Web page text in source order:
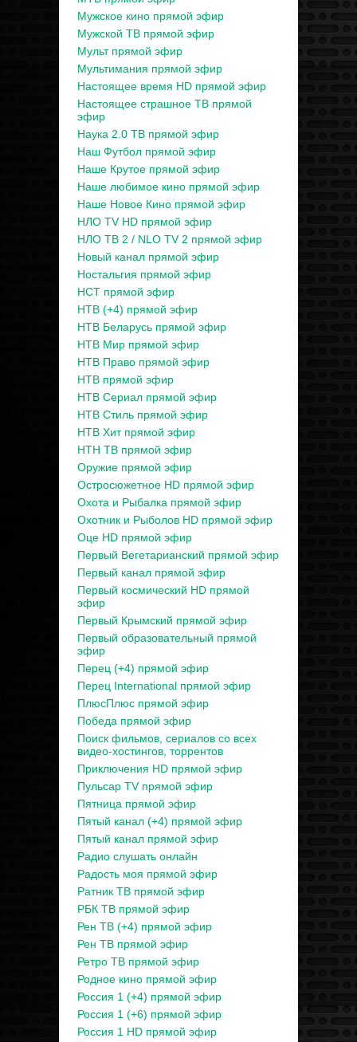
Мужское кино прямой эфир
Мужской ТВ прямой эфир
Мульт прямой эфир
Мультимания прямой эфир
Настоящее время HD прямой эфир
Настоящее страшное ТВ прямой
эфир
Наука 2.0 ТВ прямой эфир
Наш Футбол прямой эфир
Наше Крутое прямой эфир
Наше любимое кино прямой эфир
Наше Новое Кино прямой эфир
НЛО TV HD прямой эфир
НЛО ТВ 2 / NLO TV 2 прямой эфир
Новый канал прямой эфир
Ностальгия прямой эфир
НСТ прямой эфир
НТВ (+4) прямой эфир
НТВ Беларусь прямой эфир
НТВ Мир прямой эфир
НТВ Право прямой эфир
НТВ прямой эфир
НТВ Сериал прямой эфир
НТВ Стиль прямой эфир
НТВ Хит прямой эфир
НТН ТВ прямой эфир
Оружие прямой эфир
Остросюжетное HD прямой эфир
Охота и Рыбалка прямой эфир
Охотник и Рыболов HD прямой эфир
Оце HD прямой эфир
Первый Вегетарианский прямой эфир
Первый канал прямой эфир
Первый космический HD прямой
эфир
Первый Крымский прямой эфир
Первый образовательный прямой
эфир
Перец (+4) прямой эфир
Перец International прямой эфир
ПлюсПлюс прямой эфир
Победа прямой эфир
Поиск фильмов, сериалов со всех
видео-хостингов, торрентов
Приключения HD прямой эфир
Пульсар TV прямой эфир
Пятница прямой эфир
Пятый канал (+4) прямой эфир
Пятый канал прямой эфир
Радио слушать онлайн
Радость моя прямой эфир
Ратник ТВ прямой эфир
РБК ТВ прямой эфир
Рен ТВ (+4) прямой эфир
Рен ТВ прямой эфир
Ретро ТВ прямой эфир
Родное кино прямой эфир
Россия 1 (+4) прямой эфир
Россия 1 (+6) прямой эфир
Россия 1 HD прямой эфир